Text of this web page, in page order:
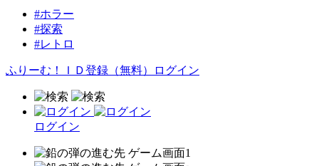
#ホラー
#探索
#レトロ
ふりーむ！ＩＤ登録（無料） ログイン
ログイン